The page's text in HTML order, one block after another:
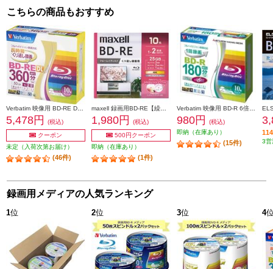
こちらの商品もおすすめ
5,478円
(税込)
クーポン
未定（入荷次第お届け）
(46件)
1,980円
(税込)
500円クーポン
即納（在庫あり）
(1件)
980円
(税込)
即納（在庫あり）
(15件) 3営
録画用メディアの人気ランキング
1位 2位 3位 4